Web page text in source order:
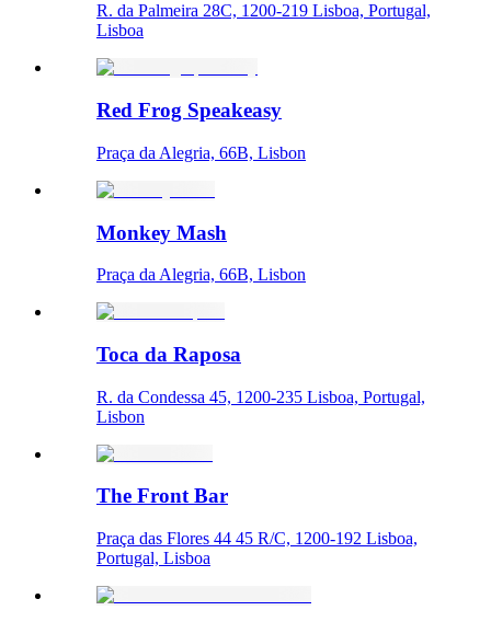
R. da Palmeira 28C, 1200-219 Lisboa, Portugal,
Lisboa
Red Frog Speakeasy
Praça da Alegria, 66B, Lisbon
Monkey Mash
Praça da Alegria, 66B, Lisbon
Toca da Raposa
R. da Condessa 45, 1200-235 Lisboa, Portugal,
Lisbon
The Front Bar
Praça das Flores 44 45 R/C, 1200-192 Lisboa,
Portugal, Lisboa